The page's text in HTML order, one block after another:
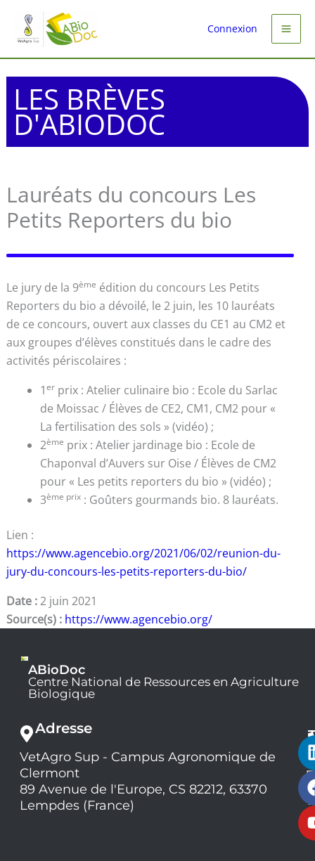
contenu
Connexion
LES BRÈVES
D'ABIODOC
Lauréats du concours Les
Petits Reporters du bio
Le jury de la 9ème édition du concours Les Petits
Reporters du bio a dévoilé, le 2 juin, les 10 lauréats
de ce concours, ouvert aux classes du CE1 au CM2 et
aux groupes d’élèves constitués dans le cadre des
activités périscolaires :
1erprix : Atelier culinaire bio : Ecole du Sarlac
de Moissac / Élèves de CE2, CM1, CM2 pour «
La fertilisation des sols » (vidéo) ;
2ème prix : Atelier jardinage bio : Ecole de
Chaponval d’Auvers sur Oise / Élèves de CM2
pour « Les petits reporters du bio » (vidéo) ;
3ème prix: Goûters gourmands bio. 8 lauréats.
Lien :
https://www.agencebio.org/2021/06/02/reunion-du-
jury-du-concours-les-petits-reporters-du-bio/
Date :2 juin 2021
Source(s) : https://www.agencebio.org/
ABioDoc
Centre National de Ressources en Agriculture
Biologique
Adresse
VetAgro Sup - Campus Agronomique de
Clermont
89 Avenue de l'Europe, CS 82212, 63370
Lempdes (France)